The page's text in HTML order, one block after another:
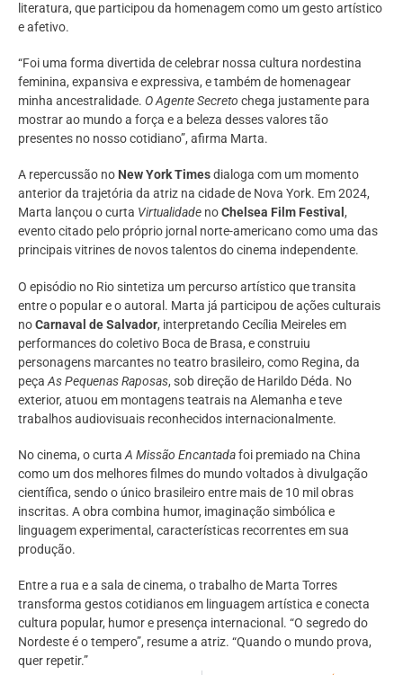
literatura, que participou da homenagem como um gesto artístico
e afetivo.
“Foi uma forma divertida de celebrar nossa cultura nordestina
feminina, expansiva e expressiva, e também de homenagear
minha ancestralidade. O Agente Secreto chega justamente para
mostrar ao mundo a força e a beleza desses valores tão
presentes no nosso cotidiano”, afirma Marta.
A repercussão no New York Timesdialoga com um momento
anterior da trajetória da atriz na cidade de Nova York. Em 2024,
Marta lançou o curta Virtualidade noChelsea Film Festival ,
evento citado pelo próprio jornal norte-americano como uma das
principais vitrines de novos talentos do cinema independente.
O episódio no Rio sintetiza um percurso artístico que transita
entre o popular e o autoral. Marta já participou de ações culturais
noCarnaval de Salvador, interpretando Cecília Meireles em
performances do coletivo Boca de Brasa, e construiu
personagens marcantes no teatro brasileiro, como Regina, da
peça As Pequenas Raposas, sob direção de Harildo Déda. No
exterior, atuou em montagens teatrais na Alemanha e teve
trabalhos audiovisuais reconhecidos internacionalmente.
No cinema, o curta A Missão Encantadafoi premiado na China
como um dos melhores filmes do mundo voltados à divulgação
científica, sendo o único brasileiro entre mais de 10 mil obras
inscritas. A obra combina humor, imaginação simbólica e
linguagem experimental, características recorrentes em sua
produção.
Entre a rua e a sala de cinema, o trabalho de Marta Torres
transforma gestos cotidianos em linguagem artística e conecta
cultura popular, humor e presença internacional. “O segredo do
Nordeste é o tempero”, resume a atriz. “Quando o mundo prova,
quer repetir.”